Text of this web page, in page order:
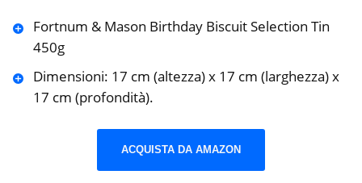
Fortnum & Mason Birthday Biscuit Selection Tin
450g
Dimensioni: 17 cm (altezza) x 17 cm (larghezza) x
17 cm (profondità).
ACQUISTA DA AMAZON